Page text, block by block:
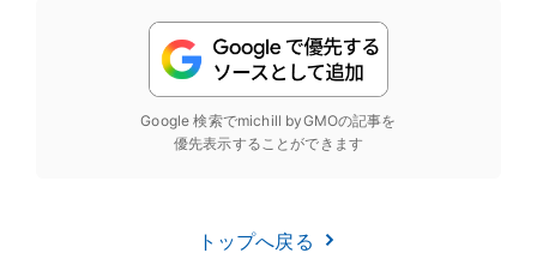
Google 検索でmichill byGMOの記事を
優先表示することができます
トップへ戻る